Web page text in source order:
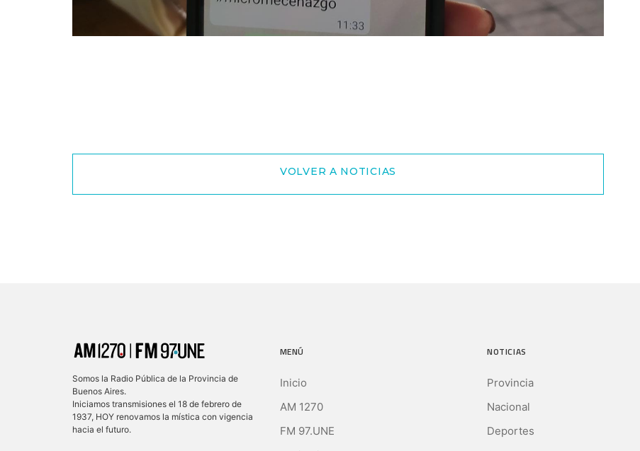
VOLVER A NOTICIAS
Somos la Radio Pública de la Provincia de
Buenos Aires.
Iniciamos transmisiones el 18 de febrero de
1937, HOY renovamos la mística con vigencia
hacia el futuro.
MENÚ
Inicio
AM 1270
FM 97.UNE
NOTICIAS
Provincia
Nacional
Deportes